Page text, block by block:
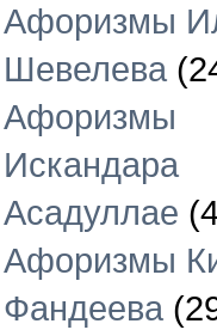
Афоризмы
Шевелева
Афоризмы
Искандара
Асадуллае
Афоризмы
Фандеева